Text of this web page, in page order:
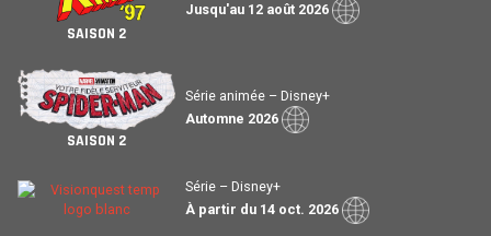
SAISON 2
Jusqu'au 12 août 2026
SAISON 2
Série animée – Disney+
Automne 2026
Série – Disney+
À partir du 14 oct. 2026